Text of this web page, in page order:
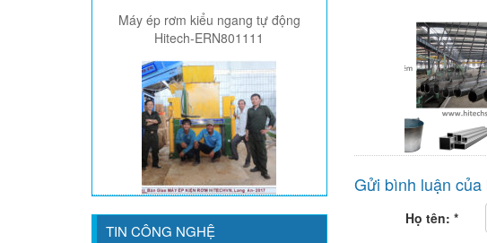
Máy ép rơm kiểu ngang tự động
Hitech-ERN801111
TIN CÔNG NGHỆ
Gửi bình luận của
Họ tên: *